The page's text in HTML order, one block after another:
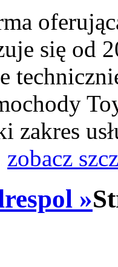
się od
zakres
zobacz
»